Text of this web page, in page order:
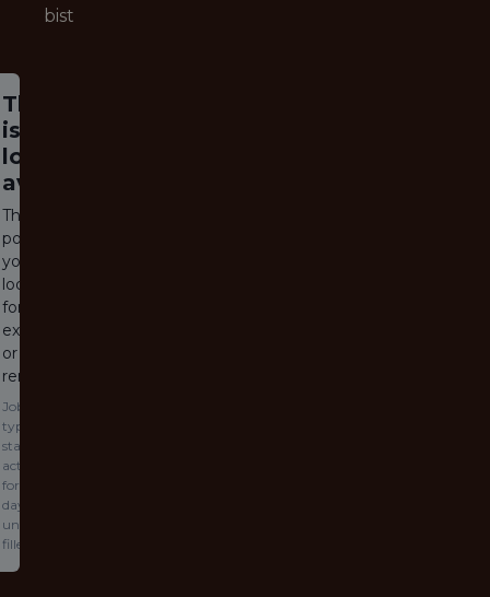
bist
This job
is no
longer
available
The job
posting
you are
looking
for has
expired
or been
removed.
Jobs
typically
stay
active
for 60
days or
until
filled.